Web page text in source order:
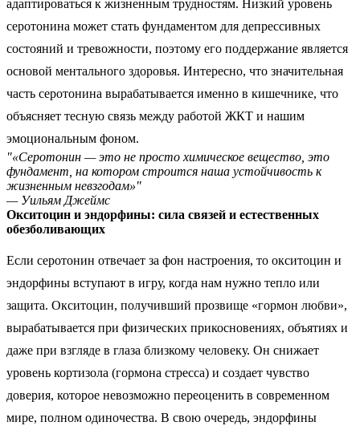
адаптироваться к жизненным трудностям. Низкий уровень
серотонина может стать фундаментом для депрессивных
состояний и тревожности, поэтому его поддержание является
основой ментального здоровья. Интересно, что значительная
часть серотонина вырабатывается именно в кишечнике, что
объясняет тесную связь между работой ЖКТ и нашим
эмоциональным фоном.
"«Серотонин — это не просто химическое вещество, это
фундамент, на котором строится наша устойчивость к
жизненным невзгодам»"
— Уильям Джеймс
Окситоцин и эндорфины: сила связей и естественных
обезболивающих
Если серотонин отвечает за фон настроения, то окситоцин и
эндорфины вступают в игру, когда нам нужно тепло или
защита. Окситоцин, получивший прозвище «гормон любви»,
вырабатывается при физических прикосновениях, объятиях и
даже при взгляде в глаза близкому человеку. Он снижает
уровень кортизола (гормона стресса) и создает чувство
доверия, которое невозможно переоценить в современном
мире, полном одиночества. В свою очередь, эндорфины